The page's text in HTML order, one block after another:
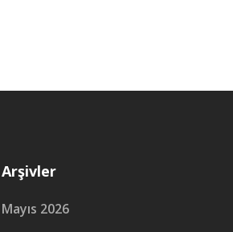
Arşivler
Mayıs 2026